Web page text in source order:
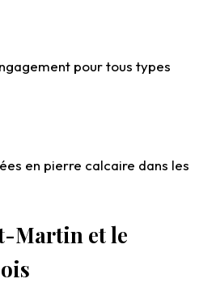
pour tous types
en pierre calcaire dans les
Martin et le